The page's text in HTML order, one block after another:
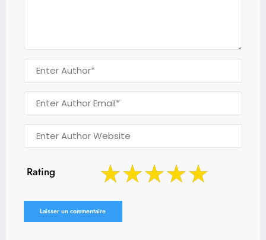
Rating